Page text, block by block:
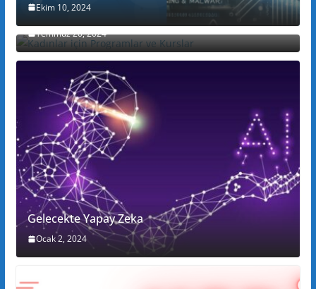
Ekim 10, 2024
Kadınlar için Programlar ve Kurslar
Temmuz 20, 2024
Gelecekte Yapay Zeka
Ocak 2, 2024